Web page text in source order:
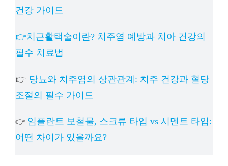
건강 가이드
👉치근활택술이란? 치주염 예방과 치아 건강의
필수 치료법
👉 당뇨와 치주염의 상관관계: 치주 건강과 혈당
조절의 필수 가이드
👉 임플란트 보철물, 스크류 타입 vs 시멘트 타입:
어떤 차이가 있을까요?